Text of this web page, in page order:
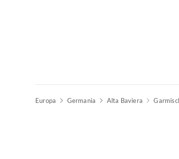
Europa Germania Alta Baviera